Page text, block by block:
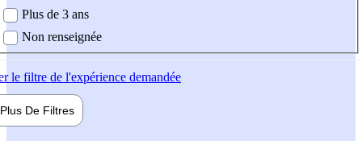
Plus de 3 ans
Non renseignée
le filtre de l'expérience demandée
Plus De Filtres